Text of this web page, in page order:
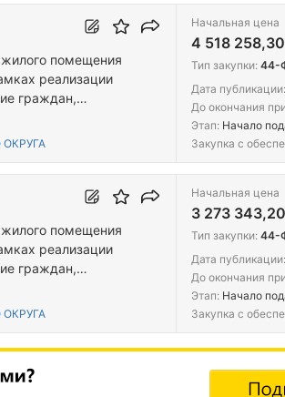
помещения
реализации
граждан,
Начальная цена
4 518
Тип закупки: 44-
Дата публикации:
До окончания
Этап: Начало
Закупка с
помещения
реализации
граждан,
Начальная цена
3 273
Тип закупки: 44-
Дата публикации:
До окончания
Этап: Начало
Закупка с